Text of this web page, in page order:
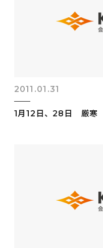
2011.01.31
1月12日、28日 厳